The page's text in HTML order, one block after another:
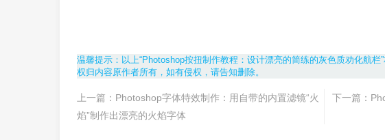
温馨提示：以上“Photoshop按扭制作教程：设计漂亮的简练的灰色质劝化航
权归内容原作者所有，如有侵权，请告知删除。
上一篇： Photoshop字体特效制作：用自带的内置滤镜“火
焰”制作出漂亮的火焰字体
下一篇：